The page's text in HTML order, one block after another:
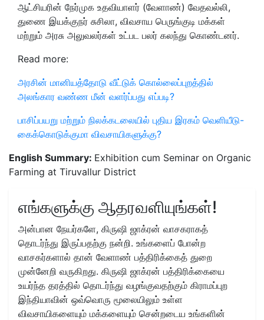
ஆட்சியரின் நேர்முக உதவியாளர் (வேளாண்) வேதவல்லி,
துணை இயக்குநர் சுசிலா, விவசாய பெருங்குடி மக்கள்
மற்றும் அரசு அலுவலர்கள் உட்பட பலர் கலந்து கொண்டனர்.
Read more:
அரசின் மானியத்தோடு வீட்டுக் கொல்லைப்புறத்தில்
அலங்கார வண்ண மீன் வளர்ப்பது எப்படி?
பாசிப்பயறு மற்றும் நிலக்கடலையில் புதிய இரகம் வெளியீடு-
கைக்கொடுக்குமா விவசாயிகளுக்கு?
English Summary: Exhibition cum Seminar on Organic
Farming at Tiruvallur District
எங்களுக்கு ஆதரவளியுங்கள்!
அன்பான நேயர்களே, கிருஷி ஜாக்ரன் வாசகராகத்
தொடர்ந்து இருப்பதற்கு நன்றி. உங்களைப் போன்ற
வாசகர்களால் தான் வேளாண் பத்திரிக்கைத் துறை
முன்னேறி வருகிறது. கிருஷி ஜாக்ரன் பத்திரிக்கையை
உயர்ந்த தரத்தில் தொடர்ந்து வழங்குவதற்கும் கிராமப்புற
இந்தியாவின் ஒவ்வொரு மூலையிலும் உள்ள
விவசாயிகளையும் மக்களையும் சென்றடைய உங்களின்